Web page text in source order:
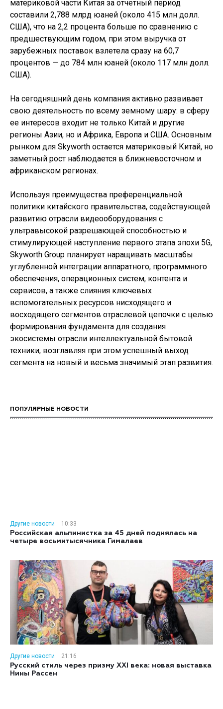
материковой части Китая за отчетный период
составили 2,788 млрд юаней (около 415 млн долл.
США), что на 2,2 процента больше по сравнению с
предшествующим годом, при этом выручка от
зарубежных поставок взлетела сразу на 60,7
процентов — до 784 млн юаней (около 117 млн долл.
США).
На сегодняшний день компания активно развивает
свою деятельность по всему земному шару: в сферу
ее интересов входит не только Китай и другие
регионы Азии, но и Африка, Европа и США. Основным
рынком для Skyworth остается материковый Китай, но
заметный рост наблюдается в ближневосточном и
африканском регионах.
Используя преимущества преференциальной
политики китайского правительства, содействующей
развитию отрасли видеооборудования с
ультравысокой разрешающей способностью и
стимулирующей наступление первого этапа эпохи 5G,
Skyworth Group планирует наращивать масштабы
углубленной интеграции аппаратного, программного
обеспечения, операционных систем, контента и
сервисов, а также слияния ключевых
вспомогательных ресурсов нисходящего и
восходящего сегментов отраслевой цепочки с целью
формирования фундамента для создания
экосистемы отрасли интеллектуальной бытовой
техники, возглавляя при этом успешный выход
сегмента на новый и весьма значимый этап развития.
ПОПУЛЯРНЫЕ НОВОСТИ
Другие новости
10:33
Российская альпинистка за 45 дней поднялась на
четыре восьмитысячника Гималаев
Другие новости
21:16
Русский стиль через призму XXI века: новая выставка
Нины Рассен